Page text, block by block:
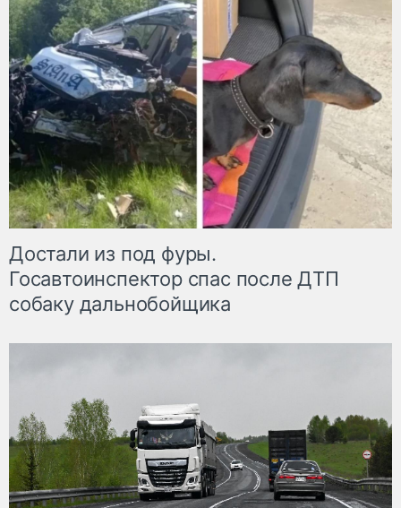
Достали из под фуры.
Госавтоинспектор спас после ДТП
собаку дальнобойщика